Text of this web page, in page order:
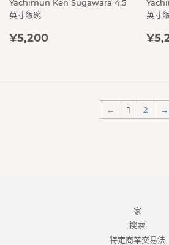
Yachimun Ken Sugawara 4.5
英寸飯碗
定
¥5,200
英寸
定
← 1 2 →
家
搜索
特定商業交易法